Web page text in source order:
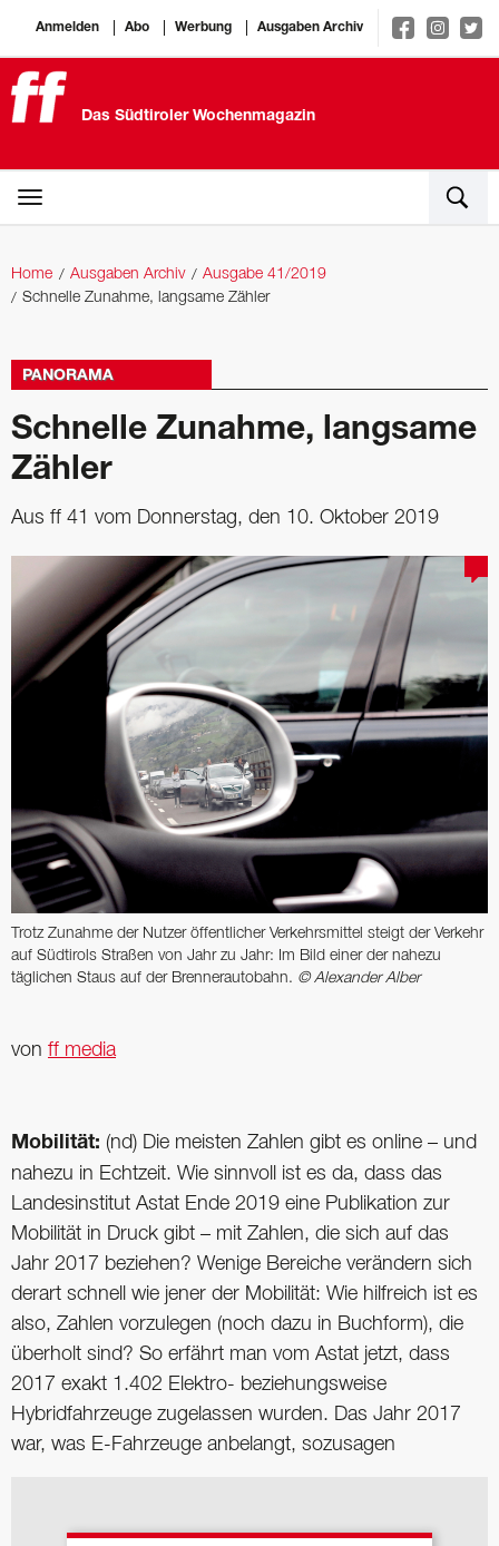
Anmelden Abo Werbung Ausgaben Archiv
Das Südtiroler Wochenmagazin
Home Ausgaben Archiv
Ausgabe 41/2019
Schnelle Zunahme, langsame Zähler
PANORAMA
Schnelle Zunahme, langsame
Zähler
Aus ff 41 vom Donnerstag, den 10. Oktober 2019
Trotz Zunahme der Nutzer öffentlicher Verkehrsmittel steigt der Verkehr
auf Südtirols Straßen von Jahr zu Jahr: Im Bild einer der nahezu
täglichen Staus auf der Brennerautobahn. © Alexander Alber
von ff media
Mobilität: (nd) Die meisten Zahlen gibt es online – und
nahezu in Echtzeit. Wie sinnvoll ist es da, dass das
Landesinstitut Astat Ende 2019 eine Publikation zur
Mobilität in Druck gibt – mit Zahlen, die sich auf das
Jahr 2017 beziehen? Wenige Bereiche verändern sich
derart schnell wie jener der Mobilität: Wie hilfreich ist es
also, Zahlen vorzulegen (noch dazu in Buchform), die
überholt sind? So erfährt man vom Astat jetzt, dass
2017 exakt 1.402 Elektro- beziehungsweise
Hybridfahrzeuge zugelassen wurden. Das Jahr 2017
war, was E-Fahrzeuge anbelangt, sozusagen